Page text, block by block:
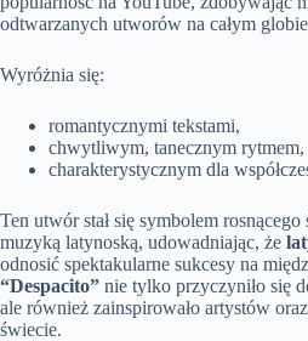
odtwarzanych utworów na całym
Wyróżnia się:
romantycznymi tekstami,
chwytliwym, tanecznym rytmem,
charakterystycznym dla
Ten utwór stał się symbolem
muzyką latynoską, udowadniając, że
odnosić spektakularne sukcesy na
“Despacito” nie tylko przyczyniło się
ale również zainspirowało artystów
świecie.